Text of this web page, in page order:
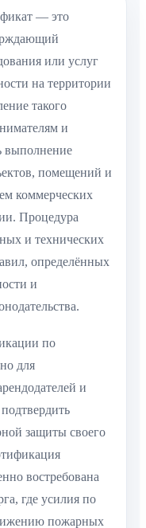
— это
или услуг
на территории
такого
и
выполнение
помещений и
коммерческих
Процедура
и технических
определённых
и
по
для
и
защиты своего
востребована
где усилия по
пожарных